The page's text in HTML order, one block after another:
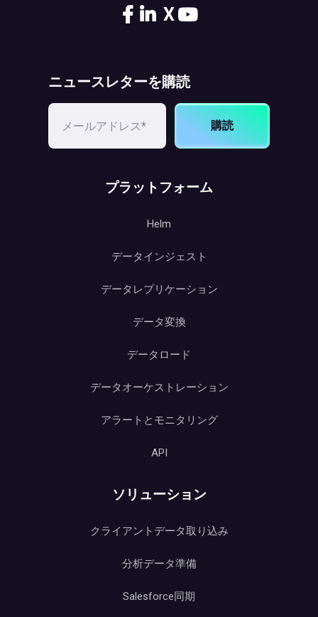
X
ニュースレターを購読
購読
プラットフォーム
Helm
データインジェスト
データレプリケーション
データ変換
データロード
データオーケストレーション
アラートとモニタリング
API
ソリューション
クライアントデータ取り込み
分析データ準備
Salesforce同期